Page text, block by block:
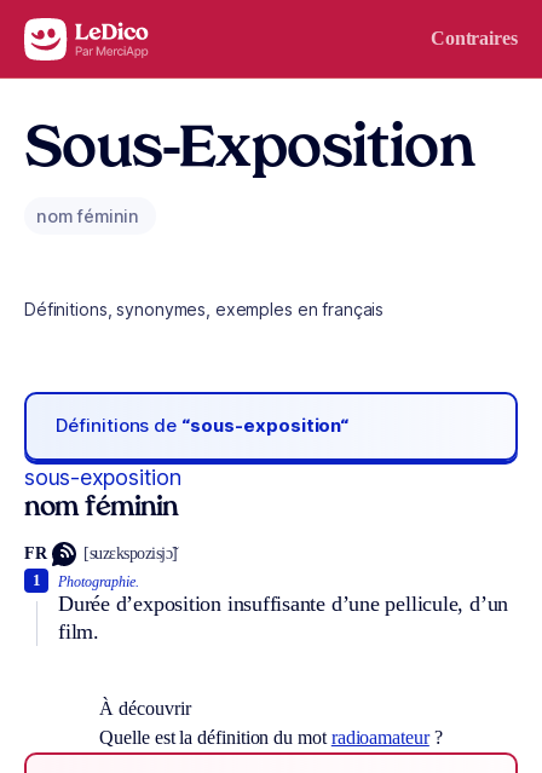
Aller au contenu Contraires
Sous-Exposition
nom féminin
Définitions, synonymes, exemples en français
Définitions de “sous-exposition“
sous-exposition
nom féminin
FR [suzɛkspozisjɔ̃]
Photographie.
Durée d’exposition insuffisante d’une pellicule, d’un
film.
1
À découvrir
Quelle est la définition du mot radioamateur?